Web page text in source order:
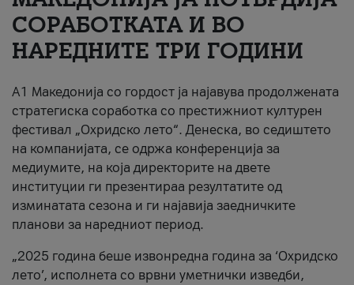
СОРАБОТКАТА И ВО
НАРЕДНИТЕ ТРИ ГОДИНИ
A1 Македонија со гордост ја најавува продолжената
стратегиска соработка со престижниот културен
фестивал „Охридско лето“. Денеска, во седиштето
на компанијата, се одржа конференција за
медиумите, на која директорите на двете
институции ги презентираа резултатите од
изминатата сезона и ги најавија заедничките
планови за наредниот период.
„2025 година беше извонредна година за ‘Охридско
лето’, исполнета со врвни уметнички изведби,